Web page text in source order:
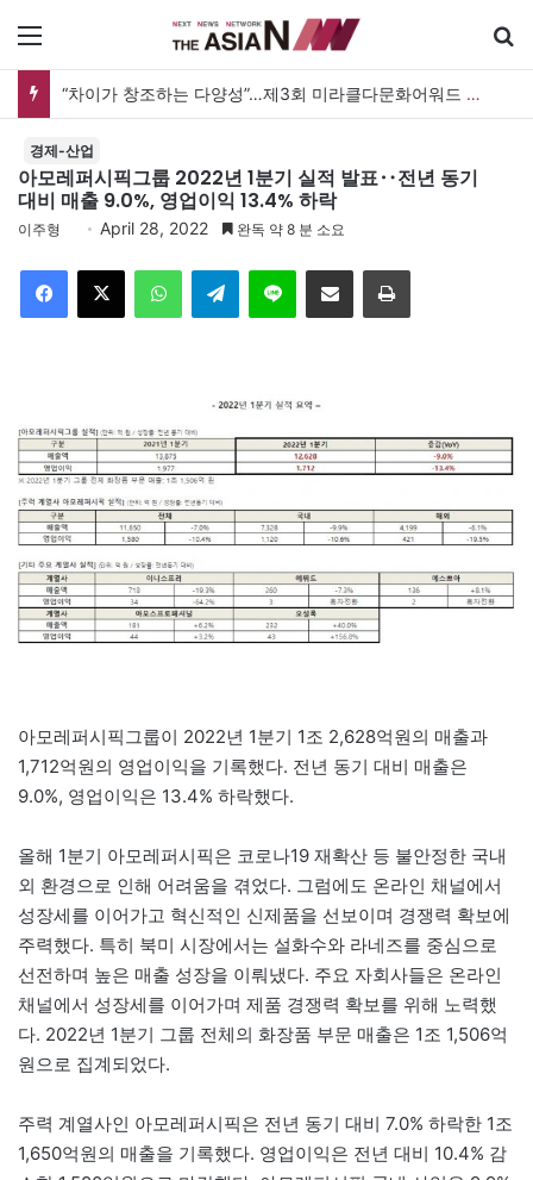
“차이가 창조하는 다양성”…제3회 미라클다문화어워드 시상식
경제-산업
아모레퍼시픽그룹 2022년 1분기 실적 발표‥전년 동기
대비 매출 9.0%, 영업이익 13.4% 하락
이주형 April 28, 2022 완독 약 8 분 소요
Telegram 이메일
아모레퍼시픽그룹이 2022년 1분기 1조 2,628억원의 매출과
1,712억원의 영업이익을 기록했다. 전년 동기 대비 매출은
9.0%, 영업이익은 13.4% 하락했다.
올해 1분기 아모레퍼시픽은 코로나19 재확산 등 불안정한 국내
외 환경으로 인해 어려움을 겪었다. 그럼에도 온라인 채널에서
성장세를 이어가고 혁신적인 신제품을 선보이며 경쟁력 확보에
주력했다. 특히 북미 시장에서는 설화수와 라네즈를 중심으로
선전하며 높은 매출 성장을 이뤄냈다. 주요 자회사들은 온라인
채널에서 성장세를 이어가며 제품 경쟁력 확보를 위해 노력했
다. 2022년 1분기 그룹 전체의 화장품 부문 매출은 1조 1,506억
원으로 집계되었다.
주력 계열사인 아모레퍼시픽은 전년 동기 대비 7.0% 하락한 1조
1,650억원의 매출을 기록했다. 영업이익은 전년 대비 10.4% 감